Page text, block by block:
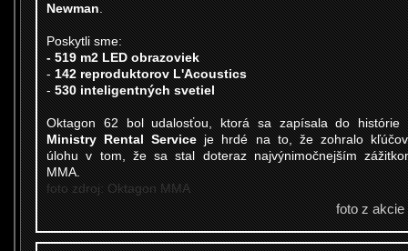
Newman.
Poskytli sme:
- 519 m2 LED obrazoviek
-142 reproduktorov L'Acoustics
-530 inteligentných svetiel
Oktagon 62 bol udalosťou, ktorá sa zapísala do histórie
Ministry Rental Serviceje hrdé na to, že zohralo
úlohu v tom, že sa stal doteraz najvýnimočnejším
MMA.
foto zdroj: Oktagon MMA
foto z akcie